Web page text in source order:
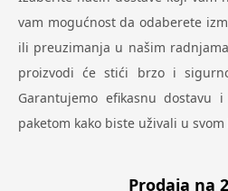
vam mogućnost da odaberete
ili preuzimanja u našim
proizvodi će stići brzo i
Garantujemo efikasnu dostavu
paketom kako biste uživali u
Prodaja na